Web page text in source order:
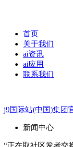
首页
关于我们
ai资讯
ai应用
联系我们
j9国际站(中国)集团
新闻中心
“正在取社区发者交